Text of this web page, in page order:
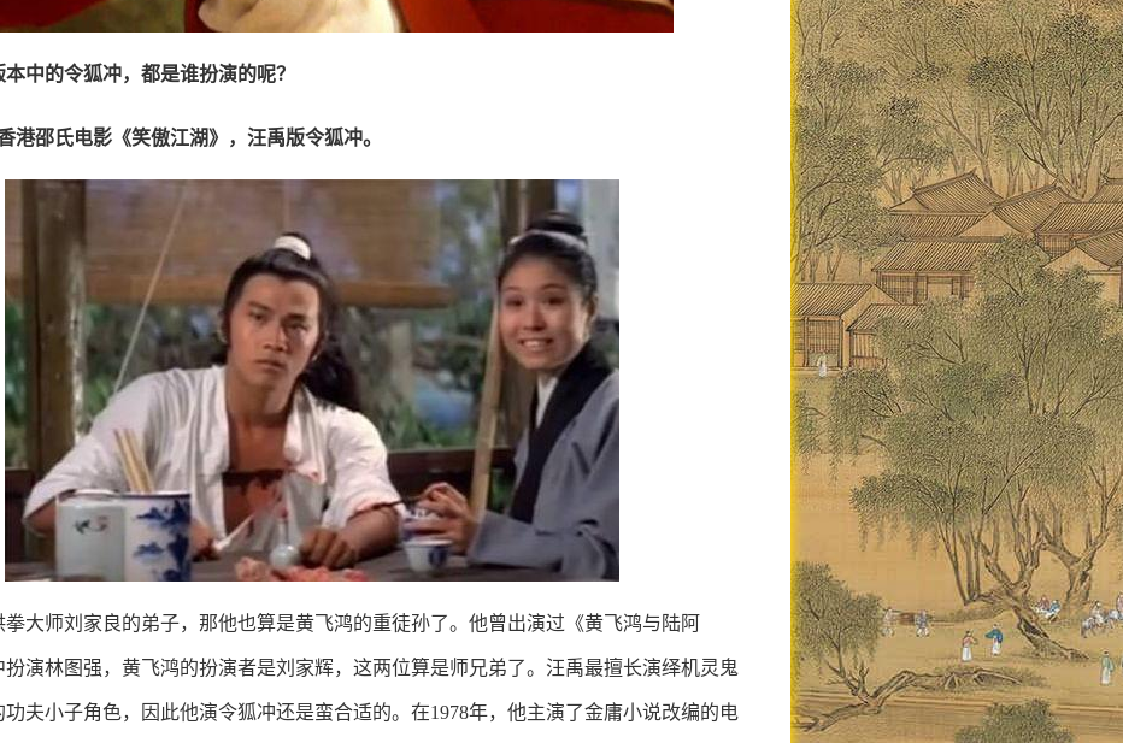
中的令狐冲，都是谁扮演的呢？
港邵氏电影《笑傲江湖》，汪禹版令狐冲。
拳大师刘家良的弟子，那他也算是黄飞鸿的重徒孙了。他曾出演过《黄飞鸿与陆阿
扮演林图强，黄飞鸿的扮演者是刘家辉，这两位算是师兄弟了。汪禹最擅长演绎机灵鬼
功夫小子角色，因此他演令狐冲还是蛮合适的。在1978年，他主演了金庸小说改编的电